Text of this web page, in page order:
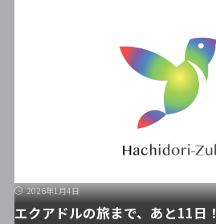
2026年1月4日
エクアドルの旅まで、あと11日！